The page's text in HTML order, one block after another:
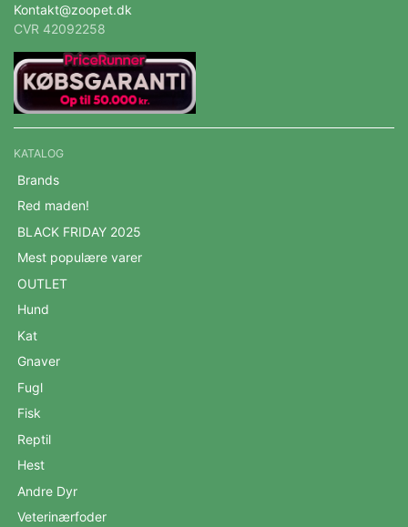
Kontakt@zoopet.dk
CVR 42092258
KATALOG
Brands
Red maden!
BLACK FRIDAY 2025
Mest populære varer
OUTLET
Hund
Kat
Gnaver
Fugl
Fisk
Reptil
Hest
Andre Dyr
Veterinærfoder